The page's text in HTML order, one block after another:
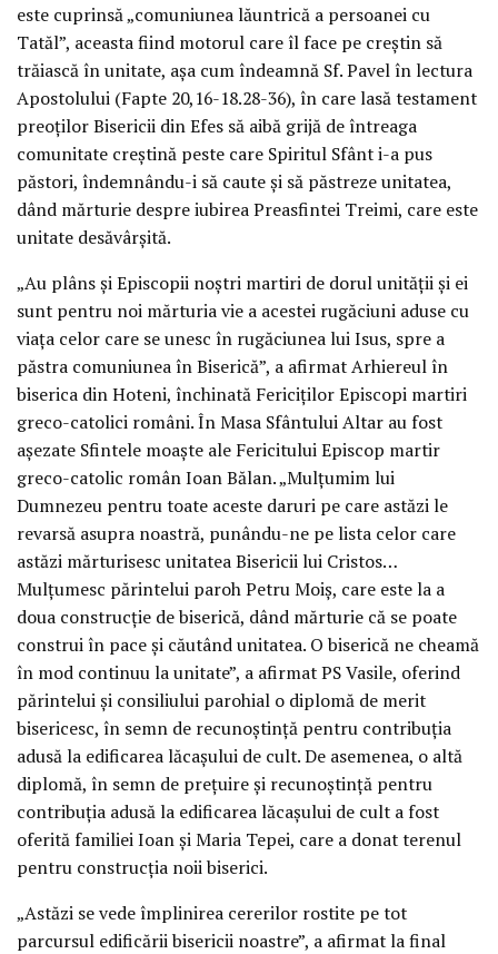
este cuprinsă „comuniunea lăuntrică a persoanei cu
Tatăl”, aceasta fiind motorul care îl face pe creștin să
trăiască în unitate, așa cum îndeamnă Sf. Pavel în lectura
Apostolului (Fapte 20,16-18.28-36), în care lasă testament
preoților Bisericii din Efes să aibă grijă de întreaga
comunitate creștină peste care Spiritul Sfânt i-a pus
păstori, îndemnându-i să caute și să păstreze unitatea,
dând mărturie despre iubirea Preasfintei Treimi, care este
unitate desăvârșită.
„Au plâns și Episcopii noștri martiri de dorul unității și ei
sunt pentru noi mărturia vie a acestei rugăciuni aduse cu
viața celor care se unesc în rugăciunea lui Isus, spre a
păstra comuniunea în Biserică”, a afirmat Arhiereul în
biserica din Hoteni, închinată Fericiților Episcopi martiri
greco-catolici români. În Masa Sfântului Altar au fost
așezate Sfintele moaște ale Fericitului Episcop martir
greco-catolic român Ioan Bălan. „Mulțumim lui
Dumnezeu pentru toate aceste daruri pe care astăzi le
revarsă asupra noastră, punându-ne pe lista celor care
astăzi mărturisesc unitatea Bisericii lui Cristos…
Mulțumesc părintelui paroh Petru Moiș, care este la a
doua construcție de biserică, dând mărturie că se poate
construi în pace și căutând unitatea. O biserică ne cheamă
în mod continuu la unitate”, a afirmat PS Vasile, oferind
părintelui și consiliului parohial o diplomă de merit
bisericesc, în semn de recunoștință pentru contribuția
adusă la edificarea lăcașului de cult. De asemenea, o altă
diplomă, în semn de prețuire și recunoștință pentru
contribuția adusă la edificarea lăcașului de cult a fost
oferită familiei Ioan și Maria Tepei, care a donat terenul
pentru construcția noii biserici.
„Astăzi se vede împlinirea cererilor rostite pe tot
parcursul edificării bisericii noastre”, a afirmat la final